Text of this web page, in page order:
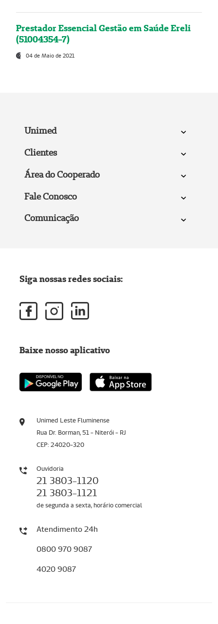
Prestador Essencial Gestão em Saúde Ereli
(51004354-7)
04 de Maio de 2021
Unimed
Clientes
Área do Cooperado
Fale Conosco
Comunicação
Unimed Leste Fluminense
Rua Dr. Borman, 51 - Niterói - RJ
CEP: 24020-320
Ouvidoria
21 3803-1120
21 3803-1121
de segunda a sexta, horário comercial
Atendimento 24h
0800 970 9087
4020 9087
Siga nossas redes sociais:
Baixe nosso aplicativo